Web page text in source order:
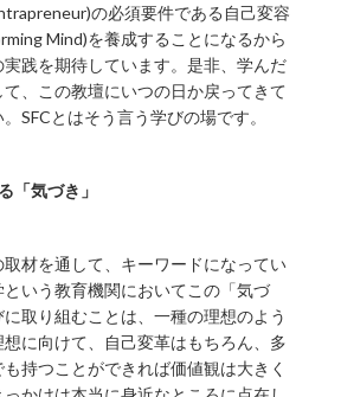
の必須要件である自己変容
Mind)を養成することになるから
践を期待しています。是非、学んだ
、この教壇にいつの日か戻ってきて
SFCとはそう言う学びの場です。
「気づき」
材を通して、キーワードになってい
いう教育機関においてこの「気づ
取り組むことは、一種の理想のよう
に向けて、自己変革はもちろん、多
持つことができれば価値観は大きく